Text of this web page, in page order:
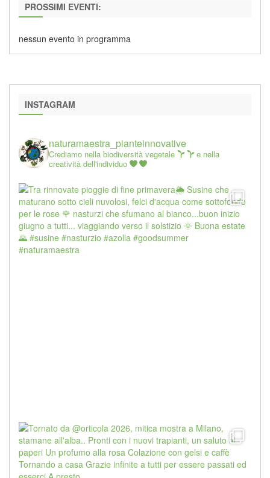
PROSSIMI EVENTI:
nessun evento in programma
INSTAGRAM
naturamaestra_pianteinnovative
Crediamo nella biodiversità vegetale
e nella
creatività dell'individuo